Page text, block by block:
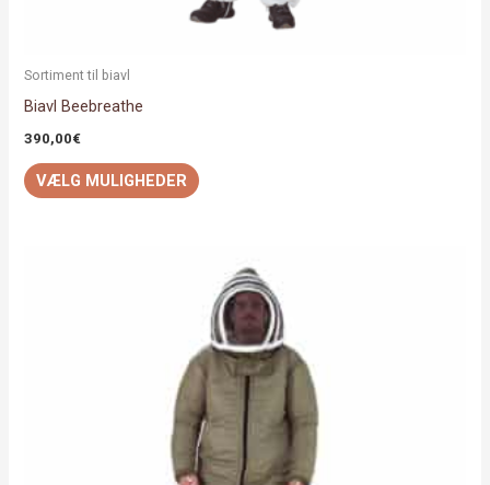
Sortiment til biavl
Biavl Beebreathe
390,00€
VÆLG MULIGHEDER
vare
har
flere
varianter.
Mulighederne
kan
vælges